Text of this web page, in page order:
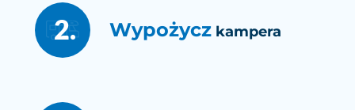
2. Wypożycz kampera